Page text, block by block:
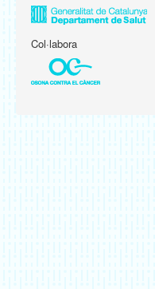
Col·labora